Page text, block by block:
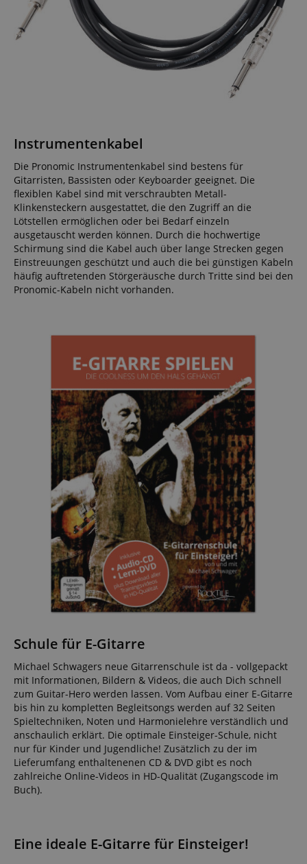
Instrumentenkabel
Die Pronomic Instrumentenkabel sind bestens für
Gitarristen, Bassisten oder Keyboarder geeignet. Die
flexiblen Kabel sind mit verschraubten Metall-
Klinkensteckern ausgestattet, die den Zugriff an die
Lötstellen ermöglichen oder bei Bedarf einzeln
ausgetauscht werden können. Durch die hochwertige
Schirmung sind die Kabel auch über lange Strecken gegen
Einstreuungen geschützt und auch die bei günstigen Kabeln
häufig auftretenden Störgeräusche durch Tritte sind bei den
Pronomic-Kabeln nicht vorhanden.
Schule für E-Gitarre
Michael Schwagers neue Gitarrenschule ist da - vollgepackt
mit Informationen, Bildern & Videos, die auch Dich schnell
zum Guitar-Hero werden lassen. Vom Aufbau einer E-Gitarre
bis hin zu kompletten Begleitsongs werden auf 32 Seiten
Spieltechniken, Noten und Harmonielehre verständlich und
anschaulich erklärt. Die optimale Einsteiger-Schule, nicht
nur für Kinder und Jugendliche! Zusätzlich zu der im
Lieferumfang enthaltenenen CD & DVD gibt es noch
zahlreiche Online-Videos in HD-Qualität (Zugangscode im
Buch).
Eine ideale E-Gitarre für Einsteiger!